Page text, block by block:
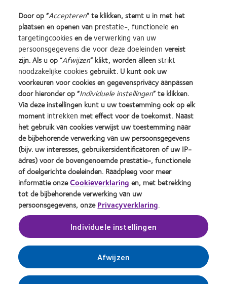
Prendre le temps de s’habituer
Learn
more
about
Silmo
d’Or
best
product
award
met
MyDay™
(2013)
Learn
more
about
Contact
Lens
Product
the
Year
(2013)
Learn
more
about
2012
&
2010
Best
Companies
for
Leaders
(2012)
Learn
more
about
2011
Best
Factory
Awards
(2011)
Learn
more
about
ODMA
2011
(2011)
Learn
more
about
2012
REBRAND
100®
Global
Award
(2012)
Practitioner Home
Contact
Servicevoorwaarden
Cookie beleid
Privacybeleid
Site voor consumenten
Toestemmingsvoorkeuren
beheren
Inloggen
België
© 2026CooperVision|
Door op “Accepteren” te klikken, stemt u in met het
plaatsen en openen van prestatie-, functionele en
targetingcookiesen deverwerking van uw
persoonsgegevens die voor deze doeleinden vereist
zijn. Als u op “Afwijzen” klikt, worden alleenstrikt
noodzakelijke cookiesgebruikt. U kunt ook uw
voorkeuren voor cookies en gegevensprivacy aanpassen
door hieronder op “Individuele instellingen” te klikken.
Via deze instellingen kunt u uw toestemming ook op elk
moment intrekken met effect voor de toekomst. Naast
het gebruik van cookies verwijst uw toestemming naar
de bijbehorende verwerking van uw persoonsgegevens
(bijv. uw interesses, gebruikersidentificatoren of uw IP-
adres) voor de bovengenoemde prestatie-, functionele
of doelgerichte doeleinden. Raadpleeg voor meer
informatie onzeCookieverklaring en, met betrekking
tot de bijbehorende verwerking van uw
persoonsgegevens, onzePrivacyverklaring.
Individuele instellingen
Afwijzen